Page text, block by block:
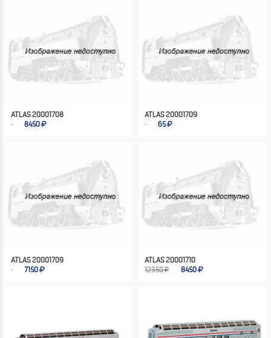
ATLAS 20001708
8450
ATLAS 20001709
65
ATLAS 20001709
7150
ATLAS 20001710
12350 ₽
8450